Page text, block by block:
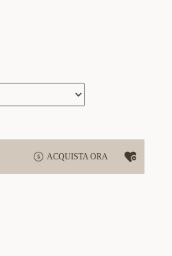
ACQUISTA ORA